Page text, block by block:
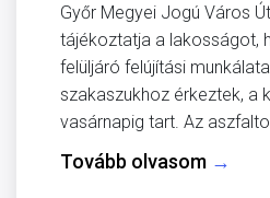
Győr Megyei Jogú Város
tájékoztatja a lakosságot,
felüljáró felújítási
szakaszukhoz érkeztek, a
vasárnapig tart. Az
Tovább olvasom →